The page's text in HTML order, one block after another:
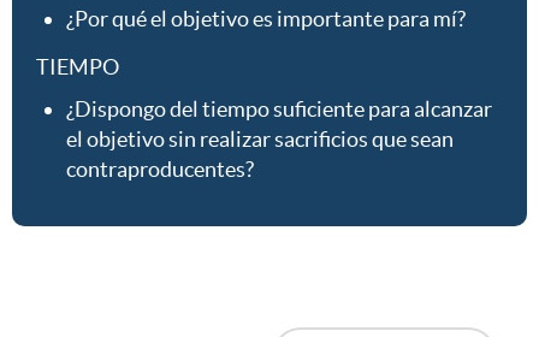
¿Por qué el objetivo es importante para mí?
TIEMPO
¿Dispongo del tiempo suficiente para alcanzar
el objetivo sin realizar sacrificios que sean
contraproducentes?